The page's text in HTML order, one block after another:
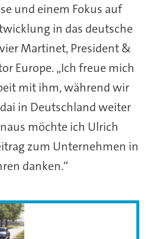
und einem Fokus auf
in das deutsche
Martinet, President &
Europe. „Ich freue mich
mit ihm, während wir
in Deutschland weiter
möchte ich Ulrich
zum Unternehmen in
danken.“